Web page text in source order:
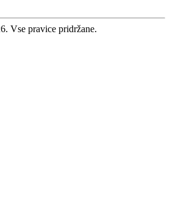
Vse pravice pridržane.